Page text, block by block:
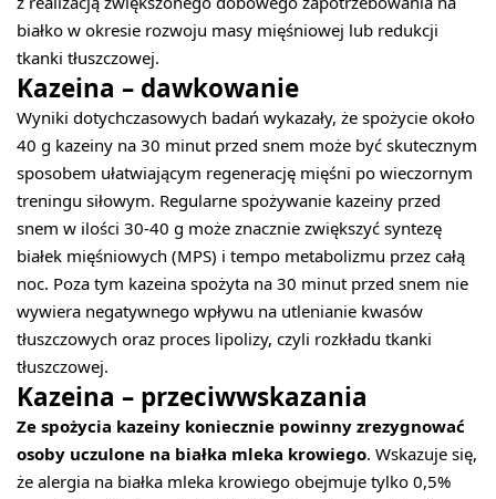
białko w okresie rozwoju masy mięśniowej lub redukcji
tkanki tłuszczowej.
Kazeina – dawkowanie
Wyniki dotychczasowych badań wykazały, że spożycie około
40 g kazeiny na 30 minut przed snem może być skutecznym
sposobem ułatwiającym regenerację mięśni po wieczornym
treningu siłowym. Regularne spożywanie kazeiny przed
snem w ilości 30-40 g może znacznie zwiększyć syntezę
białek mięśniowych (MPS) i tempo metabolizmu przez całą
noc. Poza tym kazeina spożyta na 30 minut przed snem nie
wywiera negatywnego wpływu na utlenianie kwasów
tłuszczowych oraz proces lipolizy, czyli rozkładu tkanki
tłuszczowej.
Kazeina – przeciwwskazania
Ze spożycia kazeiny koniecznie powinny zrezygnować
osoby uczulone na białka mleka krowiego . Wskazuje się,
że alergia na białka mleka krowiego obejmuje tylko 0,5%